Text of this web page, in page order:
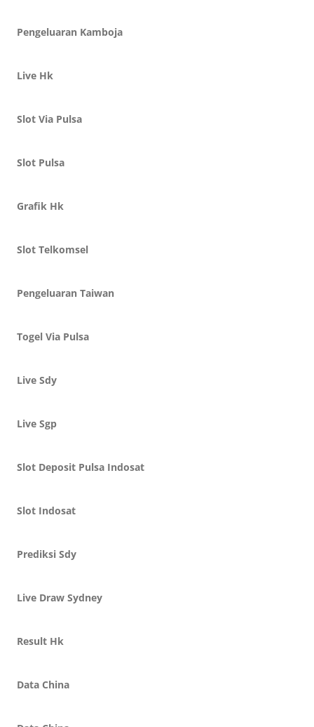
Pengeluaran Kamboja
Live Hk
Slot Via Pulsa
Slot Pulsa
Grafik Hk
Slot Telkomsel
Pengeluaran Taiwan
Togel Via Pulsa
Live Sdy
Live Sgp
Slot Deposit Pulsa Indosat
Slot Indosat
Prediksi Sdy
Live Draw Sydney
Result Hk
Data China